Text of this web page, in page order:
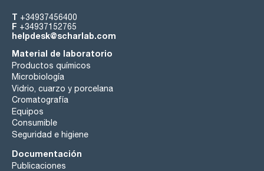
T +34937456400
F +34937152765
helpdesk@scharlab.com
Material de laboratorio
Productos químicos
Microbiología
Vidrio, cuarzo y porcelana
Cromatografía
Equipos
Consumible
Seguridad e higiene
Documentación
Publicaciones